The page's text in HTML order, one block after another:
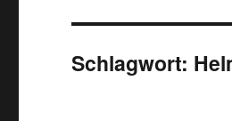
Schlagwort: